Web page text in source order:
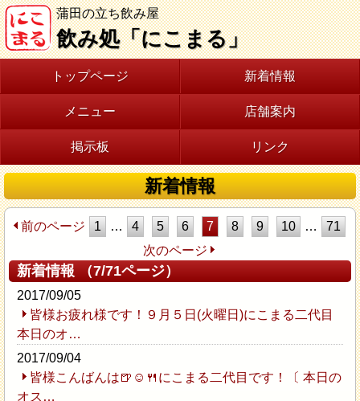
蒲田の立ち飲み屋
飲み処「にこまる」
トップページ 新着情報
メニュー 店舗案内
掲示板 リンク
新着情報
前のページ 1 … 4 5 6 7 8 9 10 …
71
次のページ
新着情報 （7/71ページ）
2017/09/05
皆様お疲れ様です！９月５日(火曜日)にこまる二代目
本日のオ…
2017/09/04
皆様こんばんは🍺☺️🍴にこまる二代目です！〔 本日の
オス…